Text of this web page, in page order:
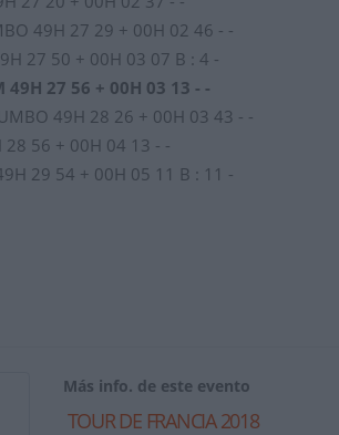
49H 27 29 + 00H 02 46 - -
27 50 + 00H 03 07 B : 4 -
49H 27 56 + 00H 03 13 - -
49H 28 26 + 00H 03 43 - -
28 56 + 00H 04 13 - -
29 54 + 00H 05 11 B : 11 -
Más info. de este evento
TOUR DE FRANCIA 2018